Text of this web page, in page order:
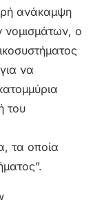
ανάκαμψη
νομισμάτων, ο
να
του
τα οποία